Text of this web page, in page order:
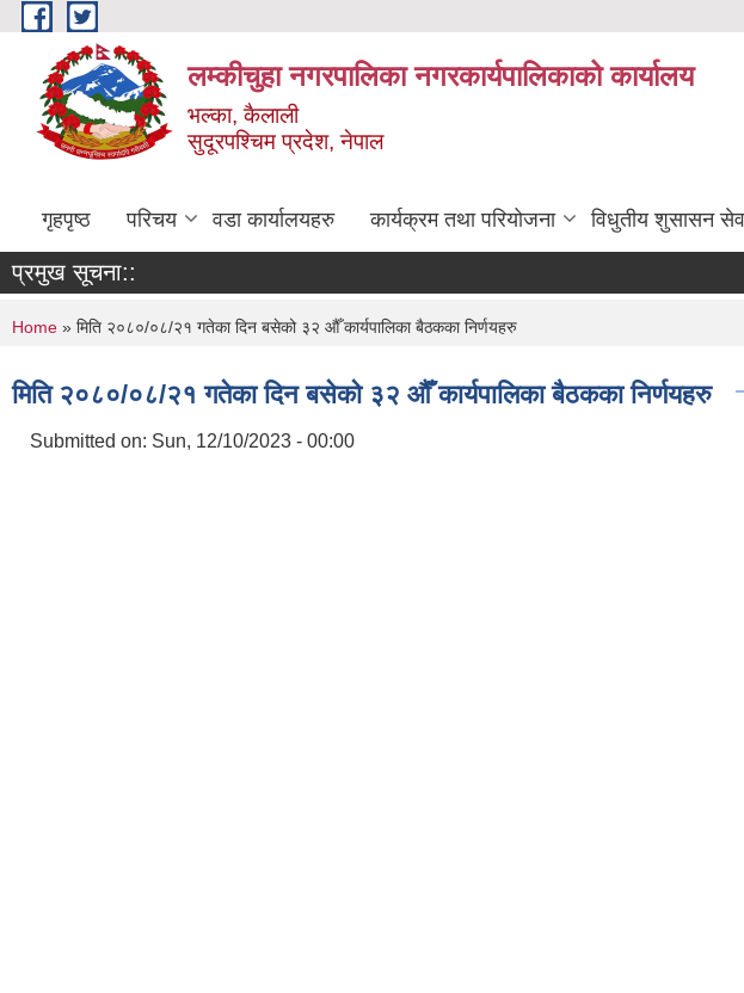
Skip to main content
लम्कीचुहा नगरपालिका नगरकार्यपालिकाको कार्यालय
भल्का, कैलाली
सुदूरपश्चिम प्रदेश, नेपाल
गृहपृष्ठ परिचय वडा कार्यालयहरु कार्यक्रम तथा परियोजना विधुतीय शुसासन
प्रमुख सूचना::
You are here
Home » मिति २०८०/०८/२१ गतेका दिन बसेको ३२ औँ कार्यपालिका बैठकका निर्णयहरु
मिति २०८०/०८/२१ गतेका दिन बसेको ३२ औँ कार्यपालिका बैठकका निर्णयहरु
Submitted on: Sun, 12/10/2023 - 00:00